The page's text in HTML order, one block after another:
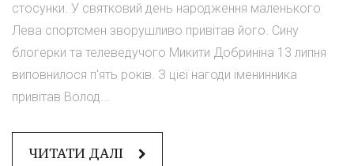
стосунки. У святковий день народження маленького
Лева спортсмен зворушливо привітав його. Сину
блогерки та телеведучого Микити Добриніна 13 липня
виповнилося п'ять років. З цієї нагоди іменинника
привітав Волод...
ЧИТАТИ ДАЛІ